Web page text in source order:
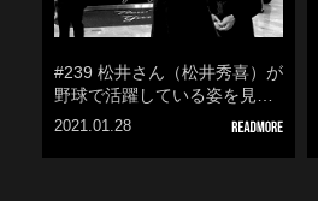
#239 松井さん（松井秀喜）が
野球で活躍している姿を見…
2021.01.28